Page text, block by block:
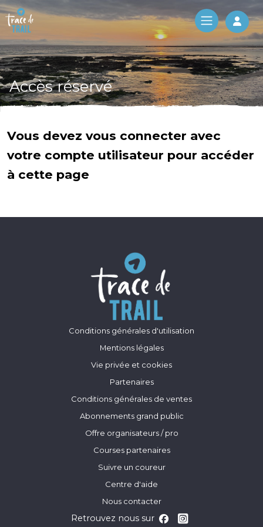
Log
Accès réservé
Vous devez vous connecter avec
votre compte utilisateur pour accéder
à cette page
Conditions générales d'utilisation
Mentions légales
Vie privée et cookies
Partenaires
Conditions générales de ventes
Abonnements grand public
Offre organisateurs / pro
Courses partenaires
Suivre un coureur
Centre d'aide
Nous contacter
Retrouvez nous sur